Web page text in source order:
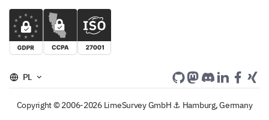
PL
Copyright © 2006-2026 LimeSurvey GmbH ⚓ Hamburg, Germany